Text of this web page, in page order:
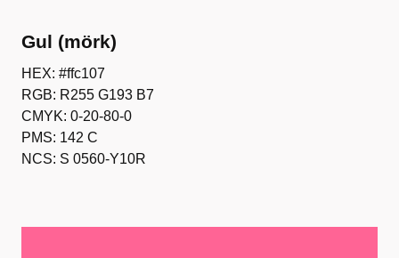
Gul (mörk)
HEX: #ffc107
RGB: R255 G193 B7
CMYK: 0-20-80-0
PMS: 142 C
NCS: S 0560-Y10R